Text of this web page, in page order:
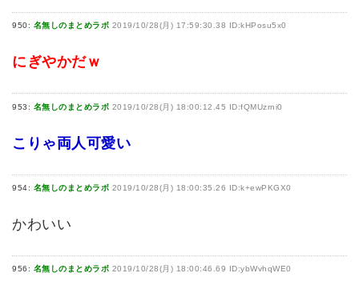
950: 名無しのまとめラボ 2019/10/28(月) 17:59:30.38 ID:kHPosu5x0
にぎやかだｗ
953: 名無しのまとめラボ 2019/10/28(月) 18:00:12.45 ID:fQMUzrni0
こりゃ両人可愛い
954: 名無しのまとめラボ 2019/10/28(月) 18:00:35.26 ID:k+ewPKGX0
かわいい
956: 名無しのまとめラボ 2019/10/28(月) 18:00:46.69 ID:ybWvhqWE0